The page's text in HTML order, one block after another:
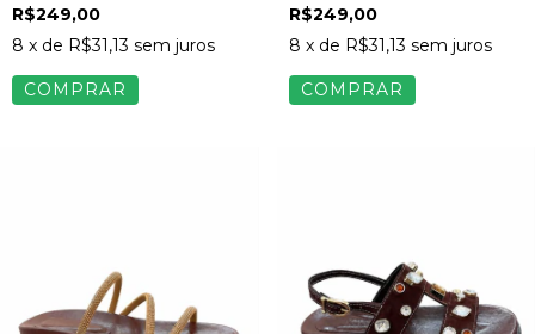
R$249,00
8 x de R$31,13 sem juros
COMPRAR
R$249,00
8 x de R$31,13 sem juros
COMPRAR